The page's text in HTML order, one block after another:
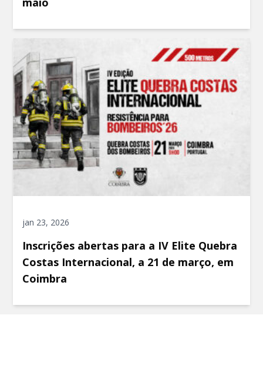
jan 23, 2026
Inscrições abertas para a IV Elite Quebra
Costas Internacional, a 21 de março, em
Coimbra